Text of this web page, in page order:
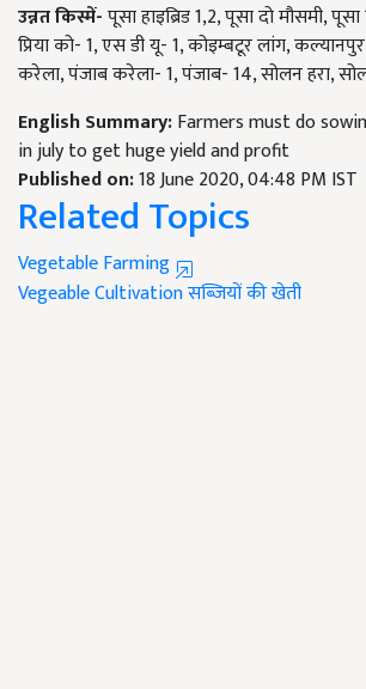
उन्नत किस्में-पूसा हाइब्रि‍ड 1,2, पूसा दो मौसमी,
प्रिया को- 1, एस डी यू- 1, कोइम्बटूर लांग,
करेला, पंजाब करेला- 1, पंजाब- 14, सोलन हरा,
English Summary:Farmers must do
in july to get huge yield and profit
Published on:18 June 2020, 04:48 PM IST
Related Topics
Vegetable Farming
Vegeable Cultivationसब्जियों की खेती